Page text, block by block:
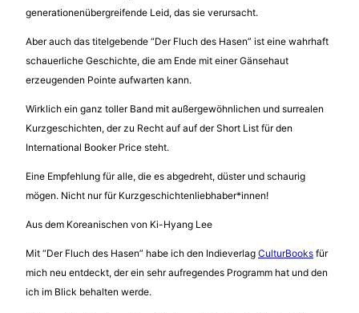
generationenübergreifende Leid, das sie verursacht.
Aber auch das titelgebende “Der Fluch des Hasen” ist eine wahrhaft
schauerliche Geschichte, die am Ende mit einer Gänsehaut
erzeugenden Pointe aufwarten kann.
Wirklich ein ganz toller Band mit außergewöhnlichen und surrealen
Kurzgeschichten, der zu Recht auf auf der Short List für den
International Booker Price steht.
Eine Empfehlung für alle, die es abgedreht, düster und schaurig
mögen. Nicht nur für Kurzgeschichtenliebhaber*innen!
Aus dem Koreanischen von Ki-Hyang Lee
Mit “Der Fluch des Hasen” habe ich den Indieverlag CulturBooks für
mich neu entdeckt, der ein sehr aufregendes Programm hat und den
ich im Blick behalten werde.